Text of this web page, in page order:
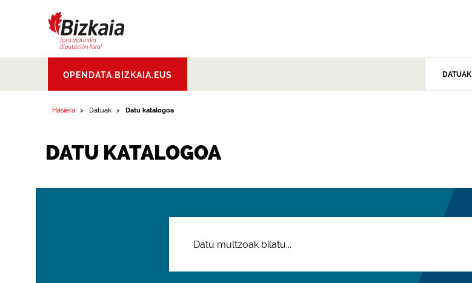
Aldundia.Diputacion
Foral de Bizkaia
OPENDATA.BIZKAIA.EUS DATUAK
Hasiera Datuak Datu katalogoa
DATU KATALOGOA